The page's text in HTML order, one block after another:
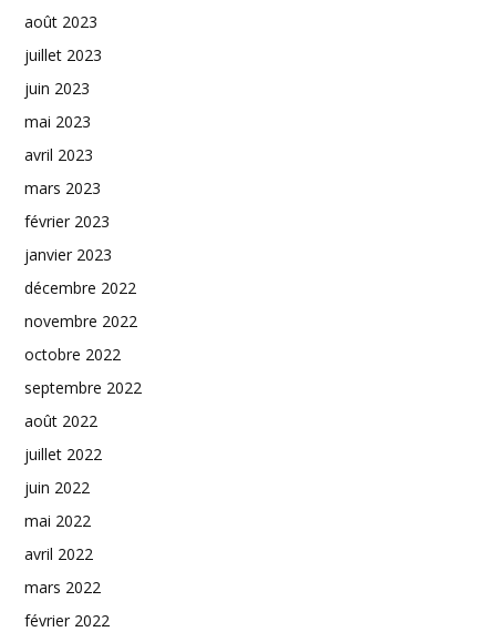
août 2023
juillet 2023
juin 2023
mai 2023
avril 2023
mars 2023
février 2023
janvier 2023
décembre 2022
novembre 2022
octobre 2022
septembre 2022
août 2022
juillet 2022
juin 2022
mai 2022
avril 2022
mars 2022
février 2022